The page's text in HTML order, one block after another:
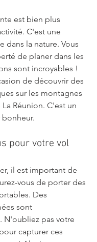
est bien plus
C'est une
dans la nature. Vous
de planer dans les
sont incroyables !
de découvrir des
sur les montagnes
Réunion. C'est un
pour votre vol
il est important de
vous de porter des
Des
sont
N'oubliez pas votre
capturer ces